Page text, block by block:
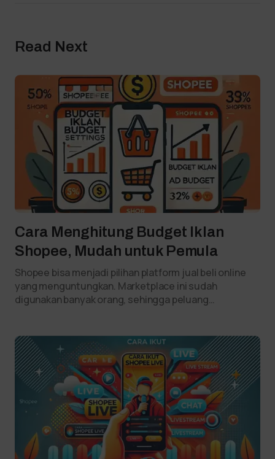
Read Next
Cara Menghitung Budget Iklan
Shopee, Mudah untuk Pemula
Shopee bisa menjadi pilihan platform jual beli online
yang menguntungkan. Marketplace ini sudah
digunakan banyak orang, sehingga peluang…